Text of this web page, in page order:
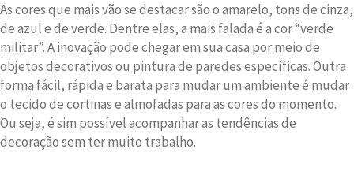
As cores que mais vão se destacar são o amarelo, tons de cinza,
de azul e de verde. Dentre elas, a mais falada é a cor “verde
militar”. A inovação pode chegar em sua casa por meio de
objetos decorativos ou pintura de paredes específicas. Outra
forma fácil, rápida e barata para mudar um ambiente é mudar
o tecido de cortinas e almofadas para as cores do momento.
Ou seja, é sim possível acompanhar as tendências de
decoração sem ter muito trabalho.